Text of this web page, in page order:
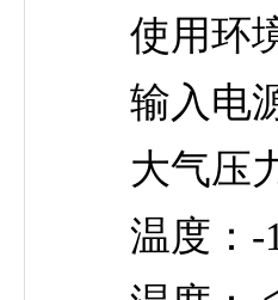
使用环
输入电源
大气压力
温度：-